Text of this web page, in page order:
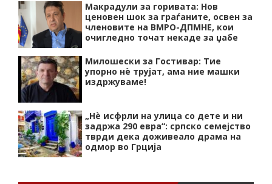
Макрадули за горивата: Нов
ценовен шок за граѓаните, освен за
членовите на ВМРО-ДПМНЕ, кои
очигледно точат некаде за џабе
Милошески за Гостивар: Тие
упорно нѐ трујат, ама ние машки
издржуваме!
„Нѐ исфрли на улица со дете и ни
задржа 290 евра“: српско семејство
тврди дека доживеало драма на
одмор во Грција